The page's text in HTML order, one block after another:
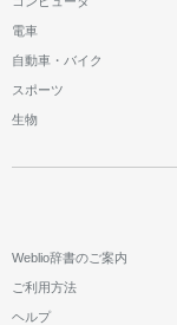
電車
自動車・バイク
スポーツ
生物
Weblio辞書のご案内
ご利用方法
ヘルプ